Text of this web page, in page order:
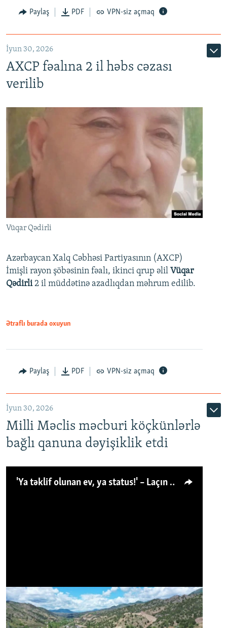
Paylaş PDF VPN-siz açmaq
İyun 30, 2026
AXCP fəalına 2 il həbs cəzası
verilib
Vüqar Qədirli
Azərbaycan Xalq Cəbhəsi Partiyasının (AXCP)
İmişli rayon şöbəsinin fəalı, ikinci qrup əlil Vüqar
Qədirli2 il müddətinə azadlıqdan məhrum edilib.
Ətraflı burada oxuyun
Paylaş PDF VPN-siz açmaq
İyun 30, 2026
Milli Məclis məcburi köçkünlərlə
bağlı qanuna dəyişiklik etdi
'Ya təklif olunan ev, ya status!' – Laçın köçkünü: 'Laçından başqa heç hara!'